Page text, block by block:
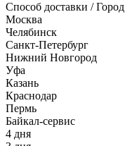
Способ доставки / Город
Москва
Челябинск
Санкт-Петербург
Нижний Новгород
Уфа
Казань
Краснодар
Пермь
Байкал-сервис
4 дня